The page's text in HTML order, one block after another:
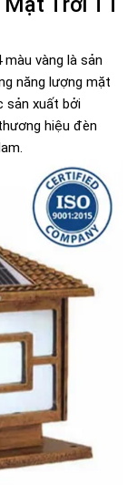
vàng là sản
năng lượng mặt
sản xuất bởi
hiệu đèn